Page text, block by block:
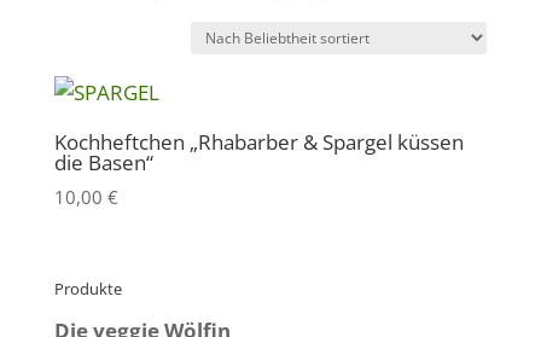
Kochheftchen „Rhabarber & Spargel küssen
die Basen“
10,00 €
Produkte
Die veggie Wölfin